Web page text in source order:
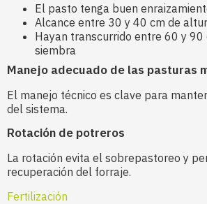
El pasto tenga buen
Alcance entre 30 y 40 cm de
Hayan transcurrido entre 60 y 90
siembra
Manejo adecuado de las pasturas
El manejo técnico es clave para
del sistema.
Rotación de potreros
La rotación evita el sobrepastoreo y
recuperación del forraje.
Fertilización